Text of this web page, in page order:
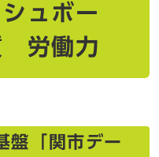
ュボー
労働力
盤「関市デー